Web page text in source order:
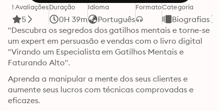
1 Avaliações
5
Duração
0H 39m
Idioma
Português
FormatoCategoria
Biografias
"Descubra os segredos dos gatilhos mentais e torne-se
um expert em persuasão e vendas com o livro digital
"Virando um Especialista em Gatilhos Mentais e
Aprenda a manipular a mente dos seus clientes e
aumente seus lucros com técnicas comprovadas e